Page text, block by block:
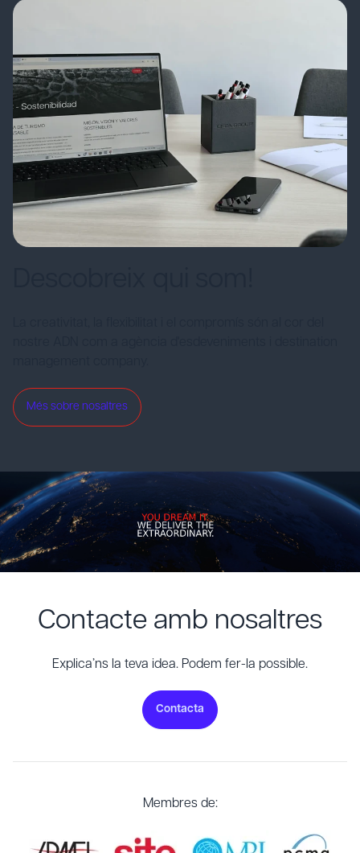
Més sobre nosaltres
Contacte amb nosaltres
Explica’ns la teva idea. Podem fer-la possible.
Contacta
Membres de: